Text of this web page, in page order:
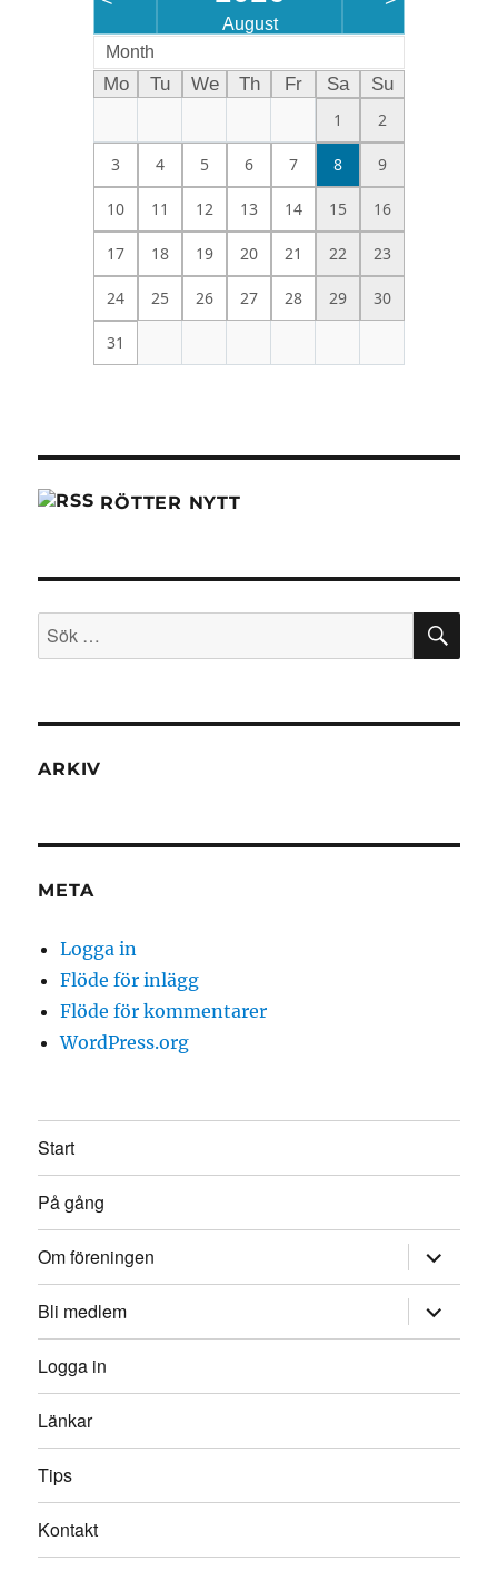
August
Month
Mo Tu We Th Fr Sa
Su
1
2
3 4 5 6 7 8 9
10 11 12 13 14 15 16
17 18 19 20 21 22 23
24 25 26 27 28 29 30
31
RÖTTER NYTT
Sök
efter:
ARKIV
META
Logga in
Flöde för inlägg
Flöde för kommentarer
WordPress.org
Start
På gång
Om föreningen
Bli medlem
Logga in
Länkar
Tips
Kontakt